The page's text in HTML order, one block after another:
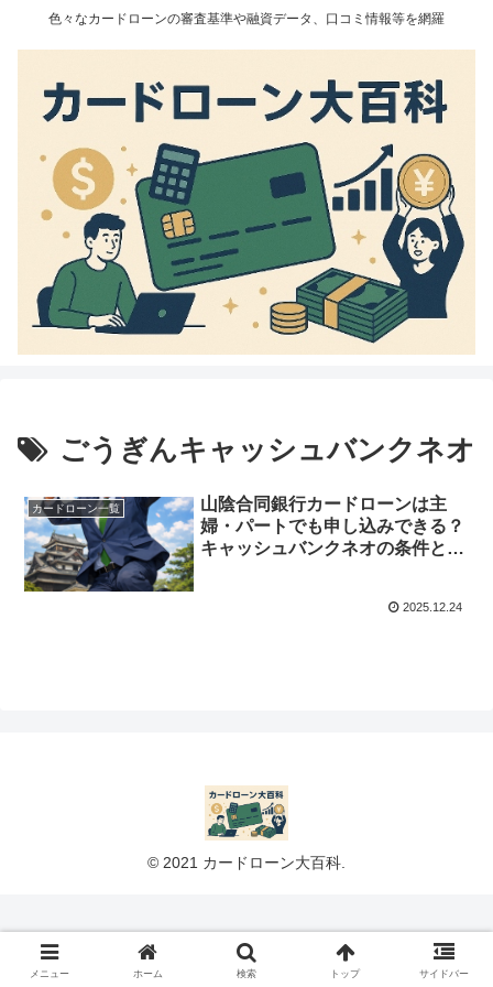
色々なカードローンの審査基準や融資データ、口コミ情報等を網羅
ごうぎんキャッシュバンクネオ
カードローン一覧
山陰合同銀行カードローンは主
婦・パートでも申し込みできる？
キャッシュバンクネオの条件と審
2025.12.24
© 2021 カードローン大百科.
メニュー ホーム 検索 トップ サイドバー